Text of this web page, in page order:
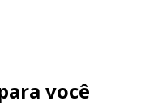
você